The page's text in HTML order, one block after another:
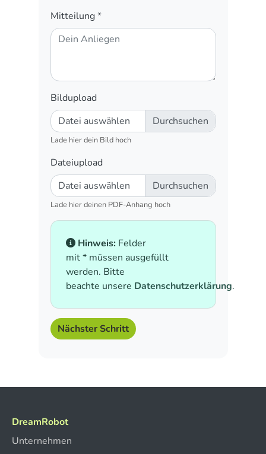
Mitteilung*
Bildupload
Datei auswählen
Lade hier dein Bild hoch
Dateiupload
Datei auswählen
Lade hier deinen PDF-Anhang hoch
Hinweis: Felder
mit * müssen ausgefüllt
werden. Bitte
beachte unsere Datenschutzerklärung.
Nächster Schritt
DreamRobot
Unternehmen